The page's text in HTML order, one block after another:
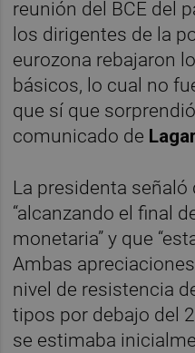
reunión del BCE del
los dirigentes de la
eurozona rebajaron
básicos, lo cual no
que sí que
comunicado de
La presidenta señaló
“alcanzando el final
monetaria” y que
Ambas
nivel de resistencia
tipos por debajo del
se estimaba